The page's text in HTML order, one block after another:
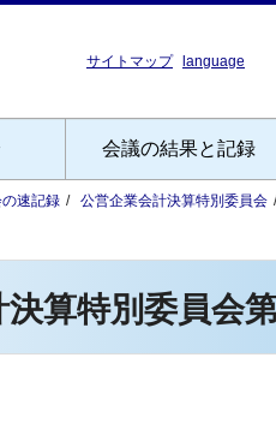
サイトマップ language
会議の結果と記録
速記録 公営企業会計決算特別委員会
算特別委員会